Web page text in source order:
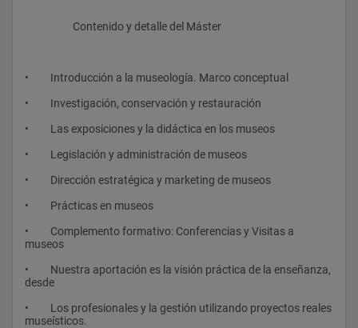
                    Contenido y detalle del Máster
•         Introducción a la museología. Marco conceptual
•         Investigación, conservación y restauración
•         Las exposiciones y la didáctica en los museos
•         Legislación y administración de museos
•         Dirección estratégica y marketing de museos
•         Prácticas en museos
•         Complemento formativo: Conferencias y Visitas a
museos
•         Nuestra aportación es la visión práctica de la enseñanza,
desde
•         Los profesionales y la gestión utilizando proyectos reales
museísticos.